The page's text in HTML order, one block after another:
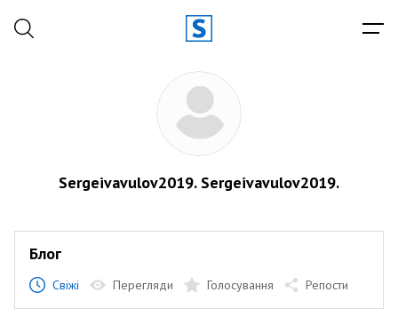
Sergeivavulov2019. Sergeivavulov2019.
Блог
Свіжі Перегляди Голосування Репости